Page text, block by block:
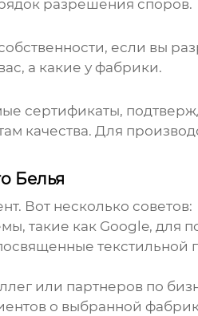
разрешения споров.
если вы
а какие у фабрики.
сертификаты,
качества. Для
Белья
Вот несколько советов:
такие как Google, для
текстильной
или партнеров по
о выбранной